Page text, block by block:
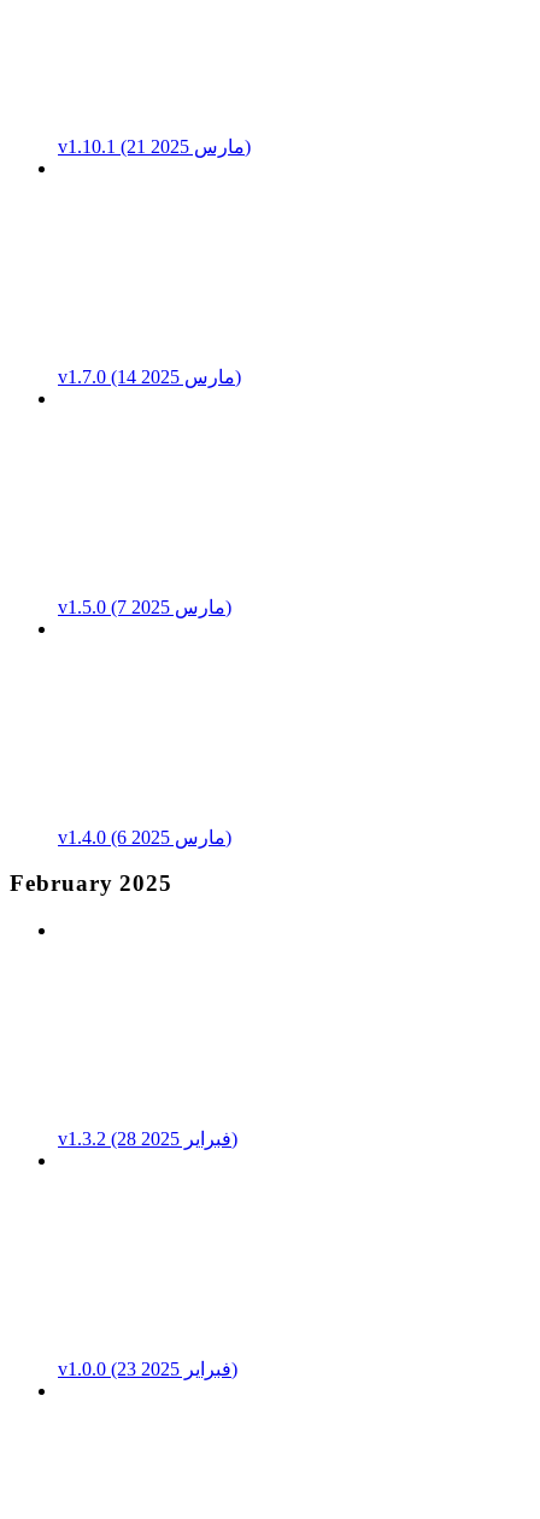
v1.10.1 (21 مارس 2025)
v1.7.0 (14 مارس 2025)
v1.5.0 (7 مارس 2025)
v1.4.0 (6 مارس 2025)
February 2025
v1.3.2 (28 فبراير 2025)
v1.0.0 (23 فبراير 2025)